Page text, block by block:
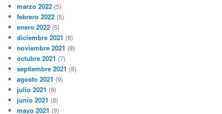
marzo 2022 (5)
febrero 2022 (5)
enero 2022 (5)
diciembre 2021 (8)
noviembre 2021 (8)
octubre 2021 (7)
septiembre 2021 (8)
agosto 2021 (9)
julio 2021 (9)
junio 2021 (8)
mayo 2021 (9)